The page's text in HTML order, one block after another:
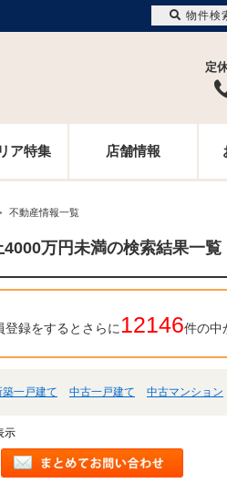
定
ア特集 店舗情報
不動産情報一覧
万円未満の検索結果一覧
登録をするとさらに 12146件の中
築一戸建て 中古一戸建て 中古マンション
示
物件検